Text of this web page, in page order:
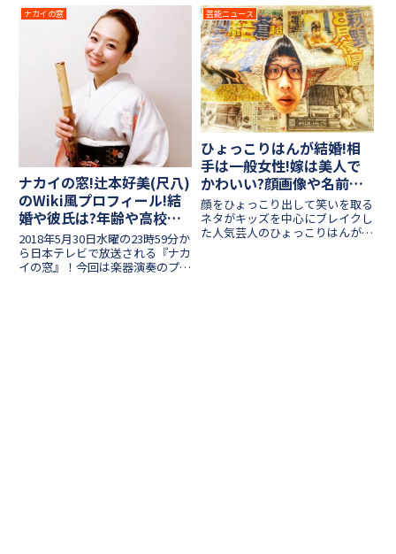
放送され、天才美女アーティスト
の小松美羽さんに密着したそうで
す。小松美羽さんは今年の24時間
テレビでお披露目とな...
ス人騎手”として脚光を浴びてい
るミカエル・ミシェル騎手が初出
演します。体育会チームとジョッ
キー対決を行うよ...
ナカイの窓
ナカイの窓!辻本好美(尺八)
のWiki風プロフィール!結
婚や彼氏は?年齢や高校も
紹介!
2018年5月30日水曜の23時59分か
ら日本テレビで放送される『ナカ
イの窓』！今回は楽器演奏のプロ
芸能ニュース
ひょっこりはんが結婚!相
手は一般女性!嫁は美人で
かわいい?顔画像や名前も
調査!
顔をひょっこり出して笑いを取る
ネタがキッズを中心にブレイクし
た人気芸人のひょっこりはんが結